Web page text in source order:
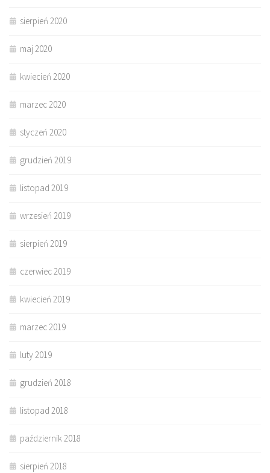
sierpień 2020
maj 2020
kwiecień 2020
marzec 2020
styczeń 2020
grudzień 2019
listopad 2019
wrzesień 2019
sierpień 2019
czerwiec 2019
kwiecień 2019
marzec 2019
luty 2019
grudzień 2018
listopad 2018
październik 2018
sierpień 2018